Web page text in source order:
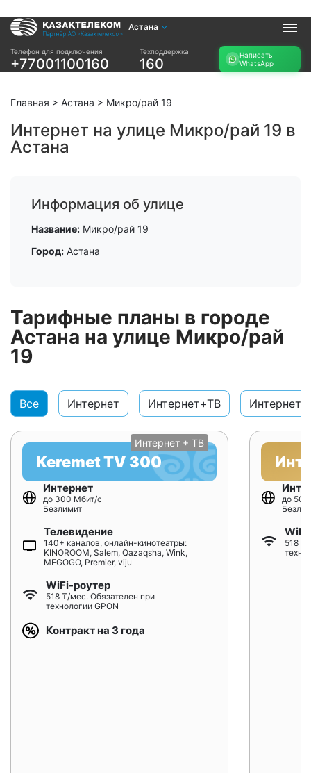
Астана
Телефон для подключения
+77001100160
Техподдержка
160
Написать
WhatsApp
Услуги
Интернет и ТВ в
Интернет и ТВ в
Интернет в офис
Прочее
возможность
названию ЖК
подбор тарифа
Подключиться к
Главная > Астана > Микро/рай 19
Интернет на улице Микро/рай 19 в
Астана
Информация об улице
Название: Микро/рай 19
Город: Астана
Тарифные планы в городе
Астана на улице Микро/рай
19
Все Интернет Интернет+ТВ
Интернет + ТВ
Keremet TV 300
Интернет
до 300 Мбит/с
Безлимит
Телевидение
140+ каналов, онлайн-кинотеатры:
KINOROOM, Salem, Qazaqsha, Wink,
MEGOGO, Premier, viju
WiFi-роутер
518 ₸/мес. Обязателен при
технологии GPON
Контракт на 3 года
до
518